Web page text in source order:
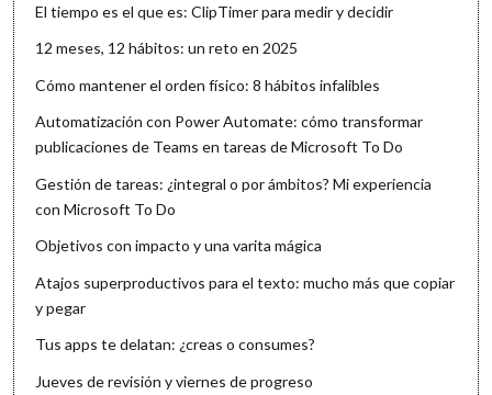
El tiempo es el que es: ClipTimer para medir y decidir
12 meses, 12 hábitos: un reto en 2025
Cómo mantener el orden físico: 8 hábitos infalibles
Automatización con Power Automate: cómo transformar
publicaciones de Teams en tareas de Microsoft To Do
Gestión de tareas: ¿integral o por ámbitos? Mi experiencia
con Microsoft To Do
Objetivos con impacto y una varita mágica
Atajos superproductivos para el texto: mucho más que copiar
y pegar
Tus apps te delatan: ¿creas o consumes?
Jueves de revisión y viernes de progreso